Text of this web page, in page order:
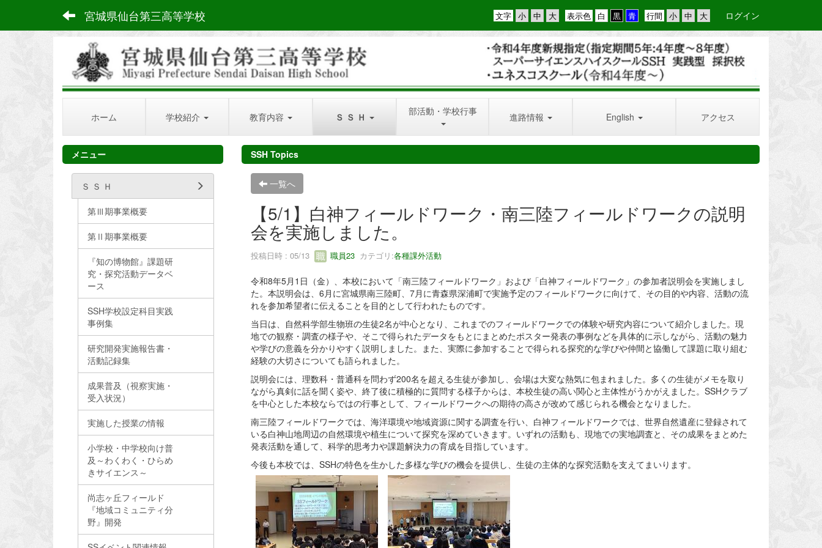
宮城県仙台第三高等学校 行間
表示色
文字 ログイン
ホーム 学校紹介 教育内容 Ｓ Ｓ Ｈ 部活動・学校行事 進路情報 English アクセス
SSH Topics
一覧へ
【5/1】白神フィールドワーク・南三陸フィールドワークの説明
会を実施しました。
投稿日時 : 05/13 職員23カテゴリ:各種課外活動
令和8年5月1日（金）、本校において「南三陸フィールドワーク」および「白神フィールドワーク」の参加者説明会を実施しまし
た。本説明会は、6月に宮城県南三陸町、7月に青森県深浦町で実施予定のフィールドワークに向けて、その目的や内容、活動の流
れを参加希望者に伝えることを目的として行われたものです。
当日は、自然科学部生物班の生徒2名が中心となり、これまでのフィールドワークでの体験や研究内容について紹介しました。現
地での観察・調査の様子や、そこで得られたデータをもとにまとめたポスター発表の事例などを具体的に示しながら、活動の魅力
や学びの意義を分かりやすく説明しました。また、実際に参加することで得られる探究的な学びや仲間と協働して課題に取り組む
経験の大切さについても語られました。
説明会には、理数科・普通科を問わず200名を超える生徒が参加し、会場は大変な熱気に包まれました。多くの生徒がメモを取り
ながら真剣に話を聞く姿や、終了後に積極的に質問する様子からは、本校生徒の高い関心と主体性がうかがえました。SSHクラブ
を中心とした本校ならではの行事として、フィールドワークへの期待の高さが改めて感じられる機会となりました。
南三陸フィールドワークでは、海洋環境や地域資源に関する調査を行い、白神フィールドワークでは、世界自然遺産に登録されて
いる白神山地周辺の自然環境や植生について探究を深めていきます。いずれの活動も、現地での実地調査と、その成果をまとめた
発表活動を通して、科学的思考力や課題解決力の育成を目指しています。
今後も本校では、SSHの特色を生かした多様な学びの機会を提供し、生徒の主体的な探究活動を支えてまいります。
メニュー
Ｓ Ｓ Ｈ
第Ⅲ期事業概要
第Ⅱ期事業概要
『知の博物館』課題研
究・探究活動データベ
ース
SSH学校設定科目実践
事例集
研究開発実施報告書・
活動記録集
成果普及（視察実施・
受入状況）
実施した授業の情報
小学校・中学校向け普
及～わくわく・ひらめ
きサイエンス～
尚志ヶ丘フィールド
『地域コミュニティ分
野』開発